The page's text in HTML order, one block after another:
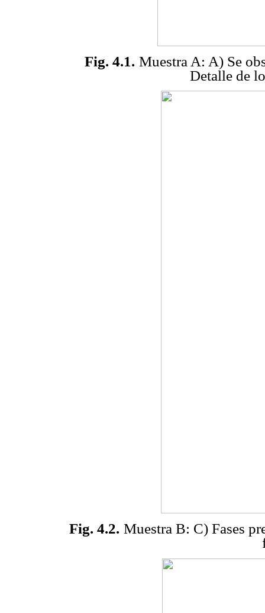
Fig. 4.1. Muestra A: A) Se
Detalle de
Fig. 4.2. Muestra B: C) Fases